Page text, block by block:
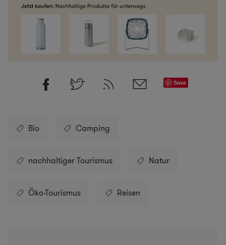
Save
Bio Camping
nachhaltiger Tourismus Natur
Öko-Tourismus Reisen